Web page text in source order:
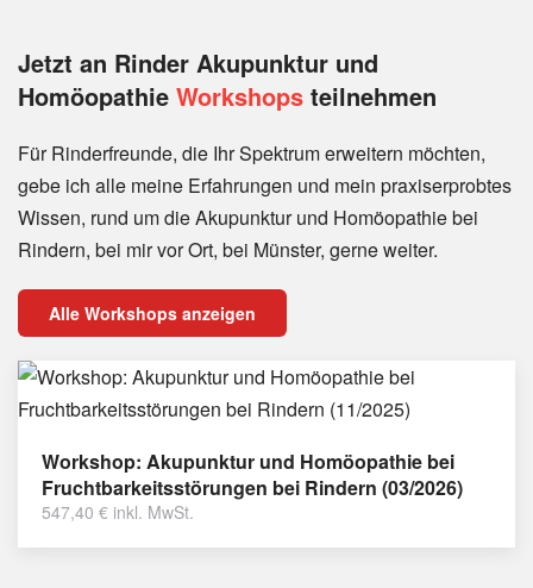
Jetzt an Rinder Akupunktur und
Homöopathie Workshops teilnehmen
Für Rinderfreunde, die Ihr Spektrum erweitern möchten,
gebe ich alle meine Erfahrungen und mein praxiserprobtes
Wissen, rund um die Akupunktur und Homöopathie bei
Rindern, bei mir vor Ort, bei Münster, gerne weiter.
Alle Workshops anzeigen
Workshop: Akupunktur und Homöopathie bei
Fruchtbarkeitsstörungen bei Rindern (03/2026)
547,40 € inkl. MwSt.